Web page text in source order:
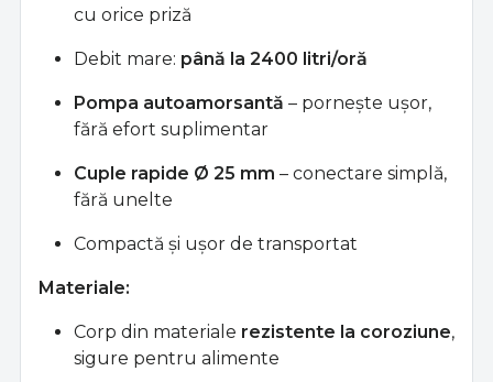
cu orice priză
Debit mare: până la 2400 litri/oră
Pompa autoamorsantă – pornește ușor,
fără efort suplimentar
Cuple rapide Ø 25 mm – conectare simplă,
fără unelte
Compactă și ușor de transportat
Materiale:
Corp din materiale rezistente la coroziune,
sigure pentru alimente